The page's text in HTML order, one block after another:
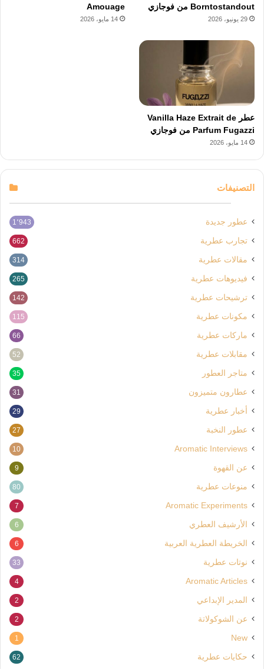
Borntostandout من فوجازي
29 يونيو، 2026
Amouage
14 مايو، 2026
عطر Vanilla Haze Extrait de
Parfum Fugazzi من فوجازي
14 مايو، 2026
التصنيفات
عطور جديدة 1٬943
تجارب عطرية 662
مقالات عطرية 314
فيديوهات عطرية 265
ترشيحات عطرية 142
مكونات عطرية 115
ماركات عطرية 66
مقابلات عطرية 52
متاجر العطور 35
عطارون متميزون 31
أخبار عطرية 29
عطور النخبة 27
Aromatic Interviews
10
عن القهوة 9
منوعات عطرية 80
Aromatic Experiments
7
الأرشيف العطري 6
الخريطة العطرية العربية 6
نوتات عطرية 33
Aromatic Articles
4
المدير الإبداعي 2
عن الشوكولاتة 2
New
1
حكايات عطرية 62